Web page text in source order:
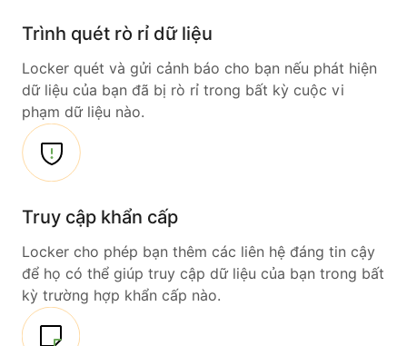
Trình quét rò rỉ dữ liệu
Locker quét và gửi cảnh báo cho bạn nếu phát hiện
dữ liệu của bạn đã bị rò rỉ trong bất kỳ cuộc vi
phạm dữ liệu nào.
Truy cập khẩn cấp
Locker cho phép bạn thêm các liên hệ đáng tin cậy
để họ có thể giúp truy cập dữ liệu của bạn trong bất
kỳ trường hợp khẩn cấp nào.